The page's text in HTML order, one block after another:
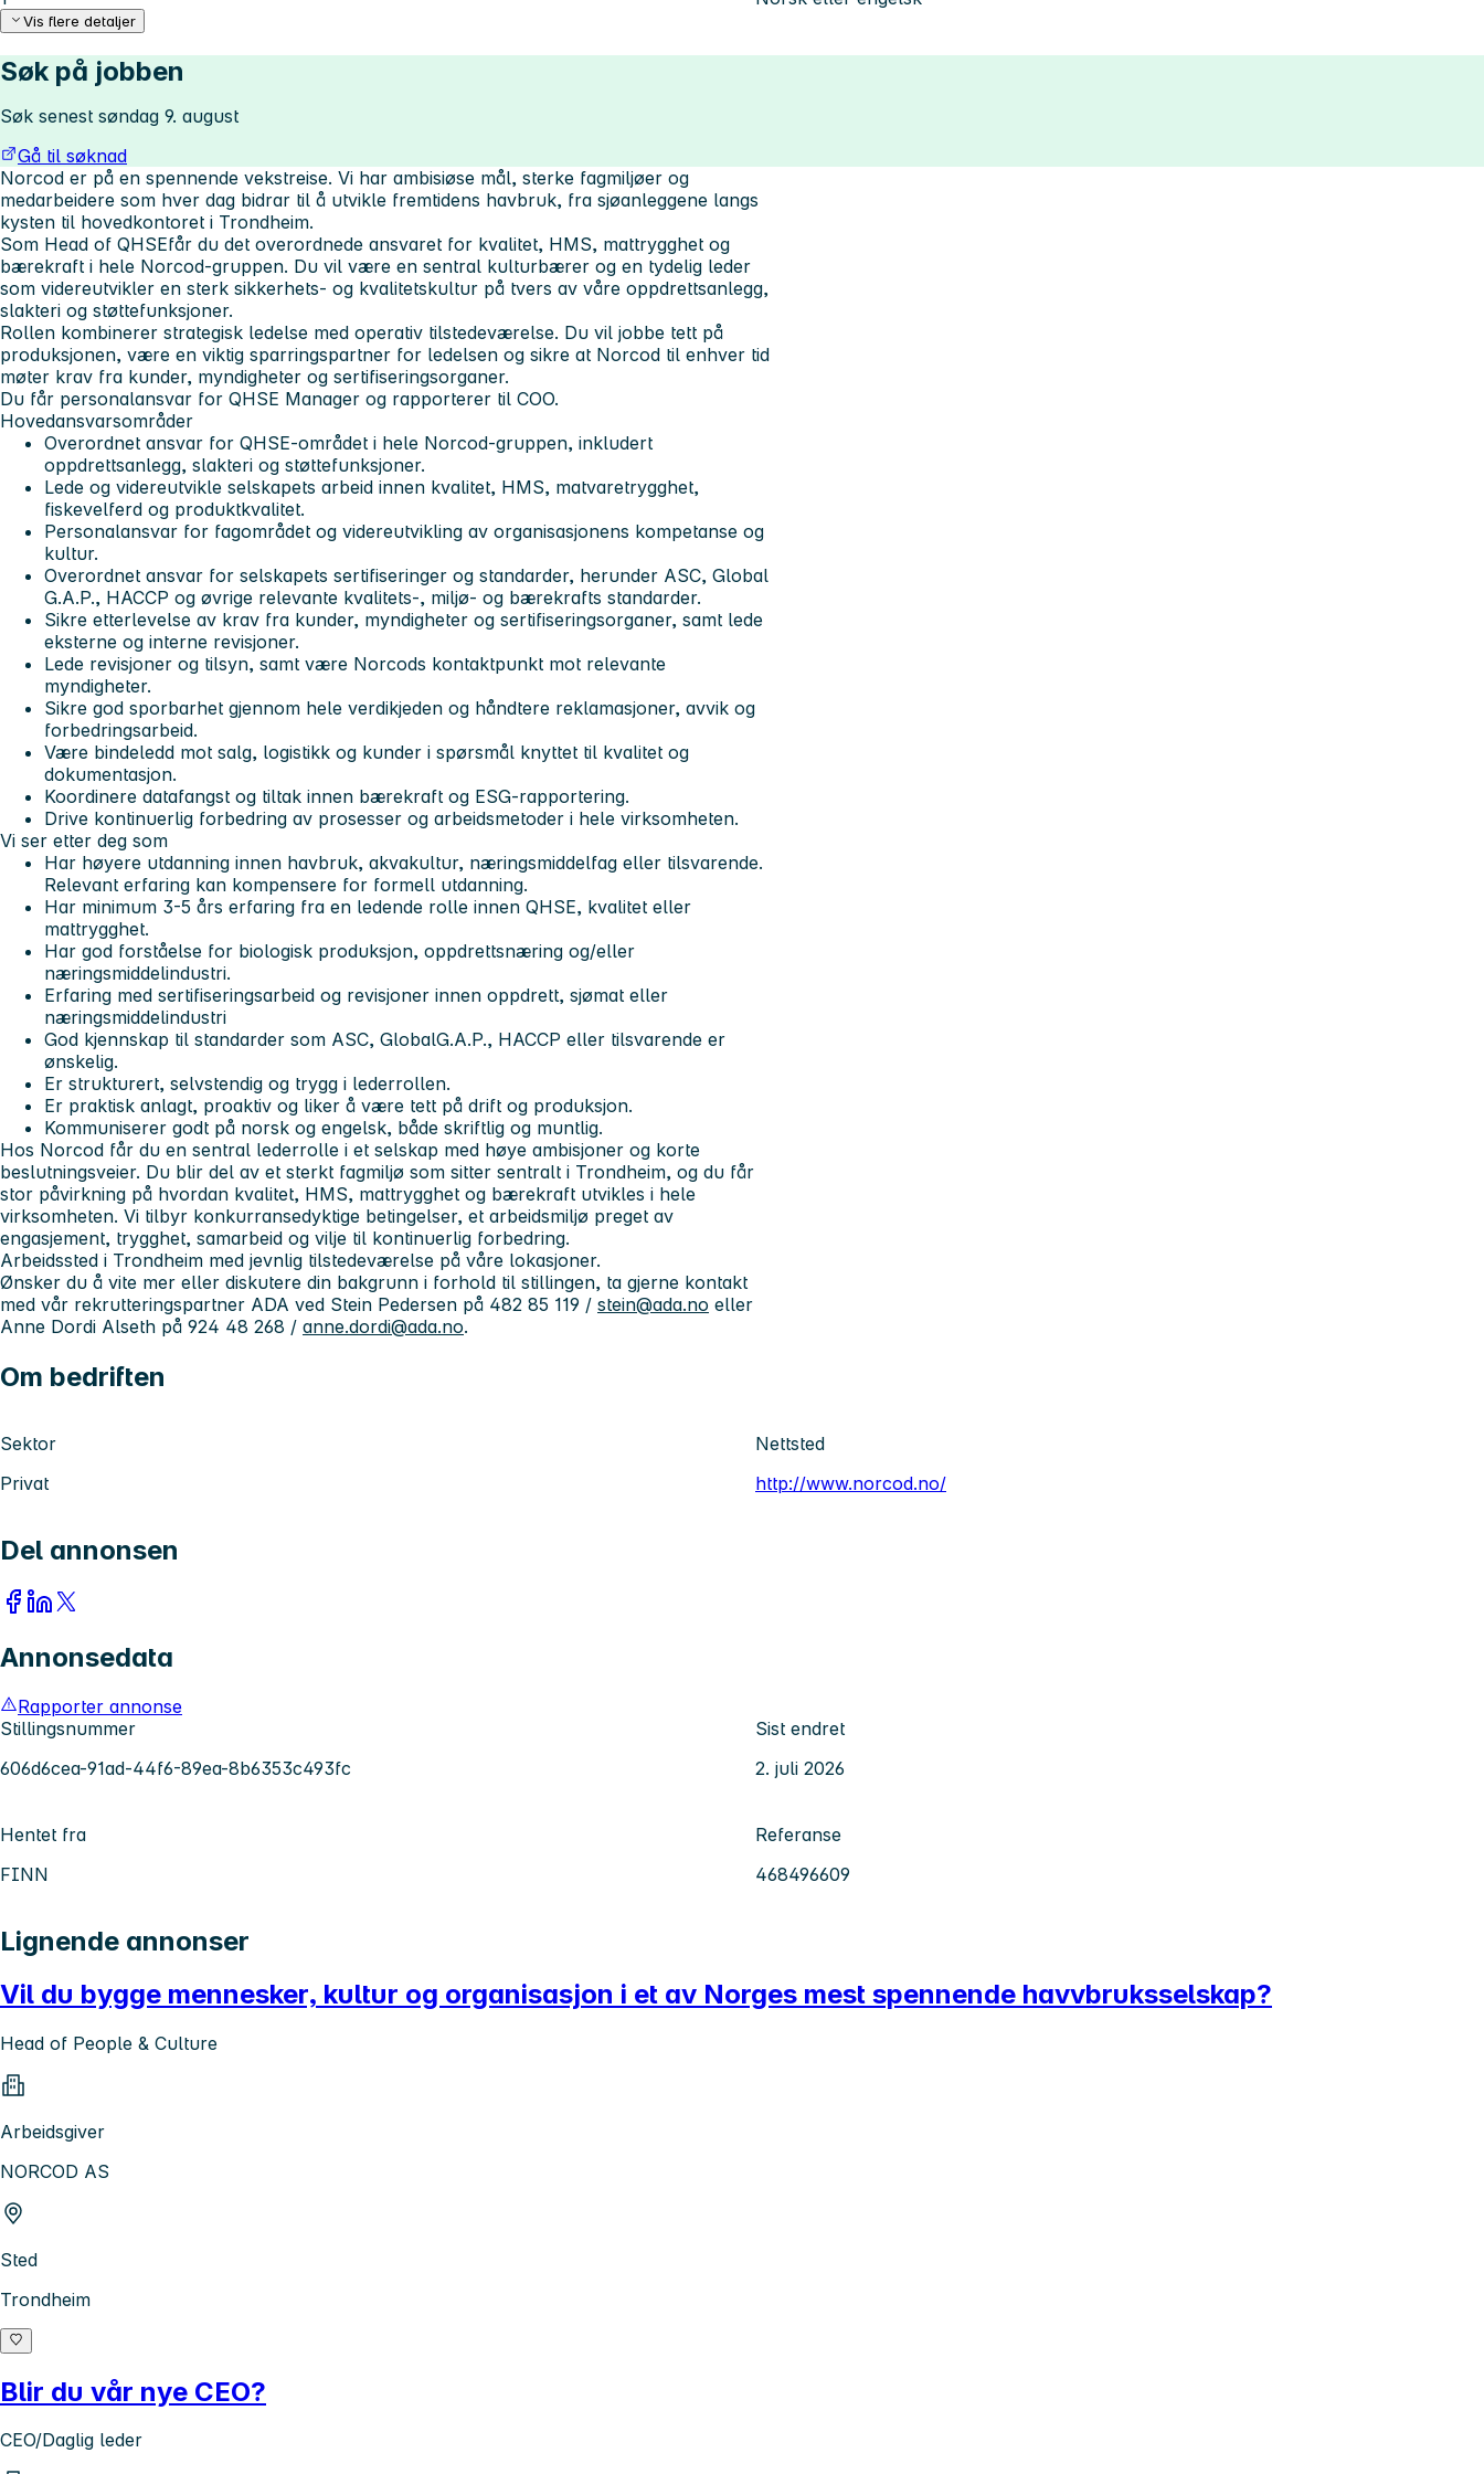
Vis flere detaljer
Søk på jobben
Søk senest søndag 9. august
Gå til søknad
Norcod er på en spennende vekstreise. Vi har ambisiøse mål, sterke fagmiljøer og
medarbeidere som hver dag bidrar til å utvikle fremtidens havbruk, fra sjøanleggene langs
kysten til hovedkontoret i Trondheim.
Som Head of QHSEfår du det overordnede ansvaret for kvalitet, HMS, mattrygghet og
bærekraft i hele Norcod-gruppen. Du vil være en sentral kulturbærer og en tydelig leder
som videreutvikler en sterk sikkerhets- og kvalitetskultur på tvers av våre oppdrettsanlegg,
slakteri og støttefunksjoner.
Rollen kombinerer strategisk ledelse med operativ tilstedeværelse. Du vil jobbe tett på
produksjonen, være en viktig sparringspartner for ledelsen og sikre at Norcod til enhver tid
møter krav fra kunder, myndigheter og sertifiseringsorganer.
Du får personalansvar for QHSE Manager og rapporterer til COO.
Hovedansvarsområder
Overordnet ansvar for QHSE-området i hele Norcod-gruppen, inkludert
oppdrettsanlegg, slakteri og støttefunksjoner.
Lede og videreutvikle selskapets arbeid innen kvalitet, HMS, matvaretrygghet,
fiskevelferd og produktkvalitet.
Personalansvar for fagområdet og videreutvikling av organisasjonens kompetanse og
kultur.
Overordnet ansvar for selskapets sertifiseringer og standarder, herunder ASC, Global
G.A.P., HACCP og øvrige relevante kvalitets-, miljø- og bærekrafts standarder.
Sikre etterlevelse av krav fra kunder, myndigheter og sertifiseringsorganer, samt lede
eksterne og interne revisjoner.
Lede revisjoner og tilsyn, samt være Norcods kontaktpunkt mot relevante
myndigheter.
Sikre god sporbarhet gjennom hele verdikjeden og håndtere reklamasjoner, avvik og
forbedringsarbeid.
Være bindeledd mot salg, logistikk og kunder i spørsmål knyttet til kvalitet og
dokumentasjon.
Koordinere datafangst og tiltak innen bærekraft og ESG-rapportering.
Drive kontinuerlig forbedring av prosesser og arbeidsmetoder i hele virksomheten.
Vi ser etter deg som
Har høyere utdanning innen havbruk, akvakultur, næringsmiddelfag eller tilsvarende.
Relevant erfaring kan kompensere for formell utdanning.
Har minimum 3-5 års erfaring fra en ledende rolle innen QHSE, kvalitet eller
mattrygghet.
Har god forståelse for biologisk produksjon, oppdrettsnæring og/eller
næringsmiddelindustri.
Erfaring med sertifiseringsarbeid og revisjoner innen oppdrett, sjømat eller
næringsmiddelindustri
God kjennskap til standarder som ASC, GlobalG.A.P., HACCP eller tilsvarende er
ønskelig.
Er strukturert, selvstendig og trygg i lederrollen.
Er praktisk anlagt, proaktiv og liker å være tett på drift og produksjon.
Kommuniserer godt på norsk og engelsk, både skriftlig og muntlig.
Hos Norcod får du en sentral lederrolle i et selskap med høye ambisjoner og korte
beslutningsveier. Du blir del av et sterkt fagmiljø som sitter sentralt i Trondheim, og du får
stor påvirkning på hvordan kvalitet, HMS, mattrygghet og bærekraft utvikles i hele
virksomheten. Vi tilbyr konkurransedyktige betingelser, et arbeidsmiljø preget av
engasjement, trygghet, samarbeid og vilje til kontinuerlig forbedring.
Arbeidssted i Trondheim med jevnlig tilstedeværelse på våre lokasjoner.
Ønsker du å vite mer eller diskutere din bakgrunn i forhold til stillingen, ta gjerne kontakt
med vår rekrutteringspartner ADA ved Stein Pedersen på 482 85 119 / stein@ada.no eller
Anne Dordi Alseth på 924 48 268 / anne.dordi@ada.no.
Om bedriften
Sektor
Privat
Nettsted
http://www.norcod.no/
Del annonsen
Annonsedata
Rapporter annonse
Stillingsnummer
606d6cea-91ad-44f6-89ea-8b6353c493fc
Sist endret
2. juli 2026
Hentet fra
FINN
Referanse
468496609
Lignende annonser
Vil du bygge mennesker, kultur og organisasjon i et av Norges mest spennende havvbruksselskap?
Head of People & Culture
Arbeidsgiver
NORCOD AS
Sted
Trondheim
Blir du vår nye CEO?
CEO/Daglig leder